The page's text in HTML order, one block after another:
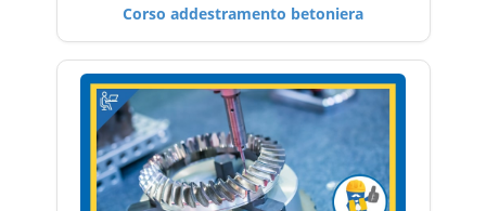
Corso addestramento betoniera